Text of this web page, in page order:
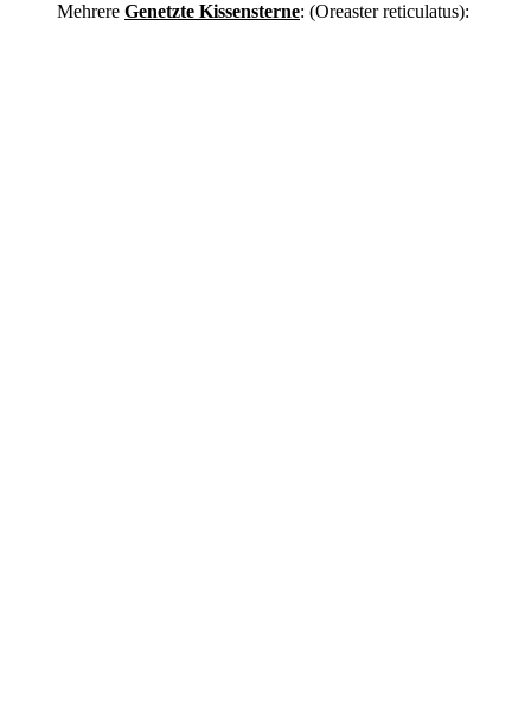
Mehrere Genetzte Kissensterne: (Oreaster reticulatus):